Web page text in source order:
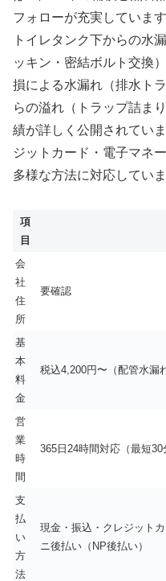
フォローが充実していま
トイレタンク下からの水
ッキン・密結ボルト交換
損による水漏れ（排水ト
らの溢れ（トラップ詰ま
績が詳しく公開されてい
ジットカード・電子マネ
多様な方法に対応していま
項
目
会
社
住
所
要確認
基
本
料
金
税込4,200円〜（配管水漏
営
業
時
間
365日24時間対応（最短30
支
払
い
方
法
現金・振込・クレジット
ニ後払い（NP後払い）